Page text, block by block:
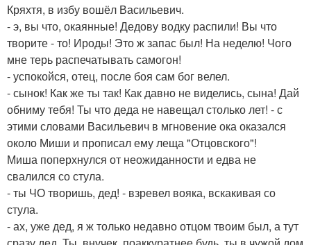
Кряхтя, в избу вошёл Васильевич.
- э, вы что, окаянные! Дедову водку распили! Вы что
творите - то! Ироды! Это ж запас был! На неделю! Чого
мне терь распечатывать самогон!
- успокойся, отец, после боя сам бог велел.
- сынок! Как же ты так! Как давно не виделись, сына! Дай
обниму тебя! Ты что деда не навещал столько лет! - с
этими словами Васильевич в мгновение ока оказался
около Миши и прописал ему леща "Отцовского"!
Миша поперхнулся от неожиданности и едва не
свалился со стула.
- ты ЧО творишь, дед! - взревел вояка, вскакивая со
стула.
- ах, уже дед, я ж только недавно отцом твоим был, а тут